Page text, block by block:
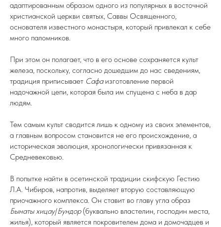
адаптированным образом одного из популярных в восточной
христианской церкви святых, Саввы Освященного,
основателя известного монастыря, который привлекал к себе
много паломников.
При этом он полагает, что в его основе сохраняется культ
железа, поскольку, согласно дошедшим до нас сведениям,
традиция приписывает Сафаизготовление первой
надочажной цепи, которая была им спущена с неба в дар
людям.
Тем самым культ сводится лишь к одному из своих элементов,
а главным вопросом становится не его происхождение, а
историческая эволюция, хронологически привязанная к
Средневековью.
В попытке найти в осетинской традиции скифскую Гестию
Л.А. Чибиров, напротив, выделяет вторую составляющую
приочажного комплекса. Он ставит во главу угла образ
Бынаты хицау/Бундор(буквально властелин, господин места,
жилья), который является покровителем дома и домочадцев и